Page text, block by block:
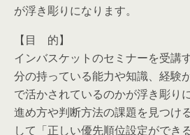
が浮き彫りになります。
【目 的】
インバスケットのセミナーを受講
分の持っている能力や知識、経験
で活かされているのかが浮き彫り
進め方や判断方法の課題を見つけ
して「正しい優先順位設定ができ